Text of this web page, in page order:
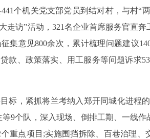
个机关党支部党员到结对村，与村“
走访”活动，321名企业首席服务官直
集意见800余次，累计梳理问题建议
款、政策落实、用工服务等问题诉求
标，紧抓将兰考纳入郑开同城化进程
9个队，深入现场、倒排工期、一线
重点项目;实施围挡拆除、百巷治理、